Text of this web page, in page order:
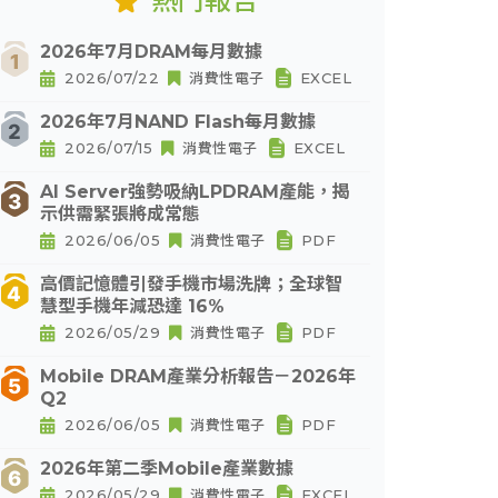
2026年7月DRAM每月數據
2026/07/22 消費性電子 EXCEL
2026年7月NAND Flash每月數據
2026/07/15 消費性電子 EXCEL
AI Server強勢吸納LPDRAM產能，揭
示供需緊張將成常態
2026/06/05 消費性電子 PDF
高價記憶體引發手機市場洗牌；全球智
慧型手機年減恐達 16%
2026/05/29 消費性電子 PDF
Mobile DRAM產業分析報告－2026年
Q2
2026/06/05 消費性電子 PDF
2026年第二季Mobile產業數據